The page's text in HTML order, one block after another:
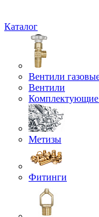
Каталог
Вентили
Вентили
Комплектующие
Метизы
Фитинги